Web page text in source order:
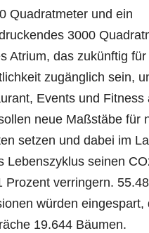
Quadratmeter und ein
3000
Atrium, das zukünftig für
zugänglich sein,
Events und Fitness
neue Maßstäbe für
setzen und dabei im
Lebenszyklus seinen
Prozent verringern.
würden eingespart,
19.644 Bäumen.